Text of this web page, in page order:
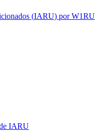
(IARU) porW1RU
IARU